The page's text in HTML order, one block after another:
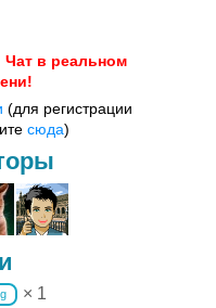
Чат в реальном
(для регистрации
сюда)
× 1